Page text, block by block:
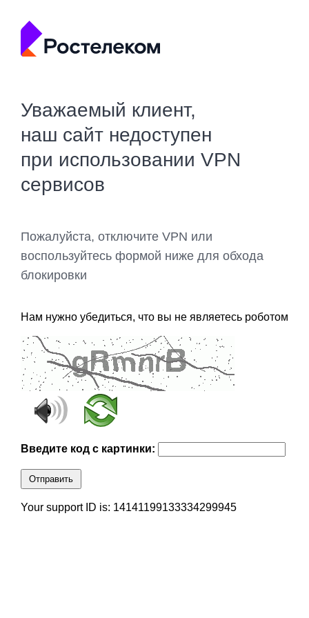
Уважаемый клиент,
наш сайт недоступен
при использовании VPN
сервисов
Пожалуйста, отключите VPN или
воспользуйтесь формой ниже для обхода
блокировки
Нам нужно убедиться, что вы не являетесь роботом
Введите код с картинки:
Отправить
Your support ID is: 14141199133334299945